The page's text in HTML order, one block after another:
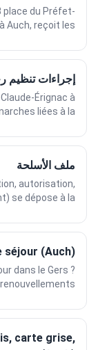
place du Préfet-
Auch, reçoit les...
إجراءات تنظيم
Érignac à
liées à la...
ملف الأسلحة
autorisation,
se dépose à la...
séjour (Auch)
dans le Gers ?
carte grise,